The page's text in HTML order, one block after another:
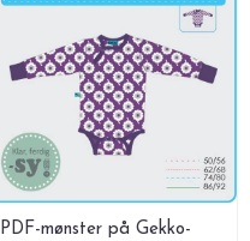
PDF-mønster på Gekko-